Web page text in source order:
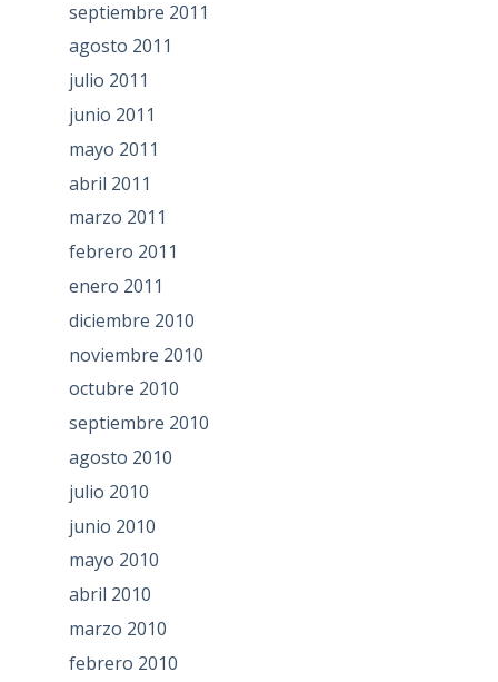
septiembre 2011
agosto 2011
julio 2011
junio 2011
mayo 2011
abril 2011
marzo 2011
febrero 2011
enero 2011
diciembre 2010
noviembre 2010
octubre 2010
septiembre 2010
agosto 2010
julio 2010
junio 2010
mayo 2010
abril 2010
marzo 2010
febrero 2010